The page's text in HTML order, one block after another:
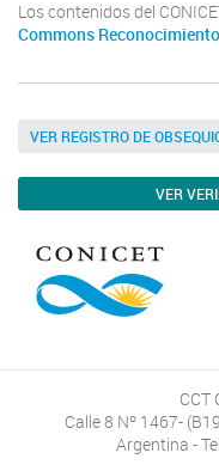
Los contenidos del
Commons
VER REGISTRO DE
VER
CCT
Calle 8 Nº 1467-
Argentina -